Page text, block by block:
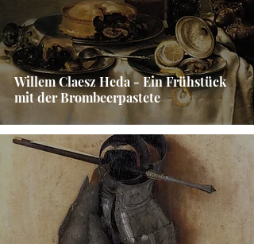
Willem Claesz Heda - Ein Frühstück
mit der Brombeerpastete